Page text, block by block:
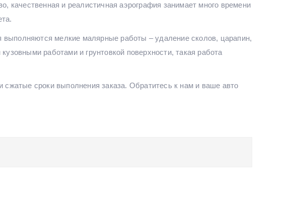
качественная и реалистичная аэрография занимает много времени
выполняются мелкие малярные работы – удаление сколов, царапин,
работами и грунтовкой поверхности, такая работа
сроки выполнения заказа. Обратитесь к нам и ваше авто